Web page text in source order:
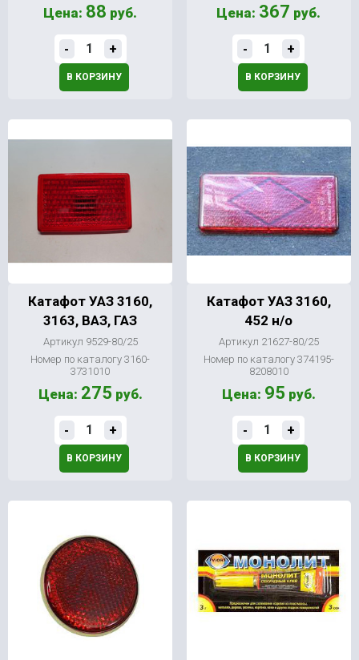
Цена: 88 руб.
- +
В КОРЗИНУ
Цена: 367 руб.
- +
В КОРЗИНУ
Катафот УАЗ 3160,
3163, ВАЗ, ГАЗ
Артикул 9529-80/25
Номер по каталогу 3160-
3731010
Цена: 275 руб.
- +
В КОРЗИНУ
Катафот УАЗ 3160,
452 н/о
Артикул 21627-80/25
Номер по каталогу 374195-
8208010
Цена: 95 руб.
- +
В КОРЗИНУ